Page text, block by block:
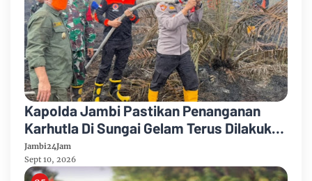
Kapolda Jambi Pastikan Penanganan
Karhutla Di Sungai Gelam Terus Dilakukan
Sinergi Diperkuat
Jambi24Jam
Sept 10, 2026